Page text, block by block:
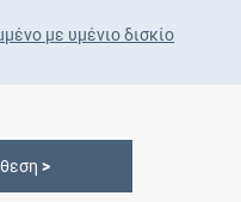
με υμένιο δισκίο
>